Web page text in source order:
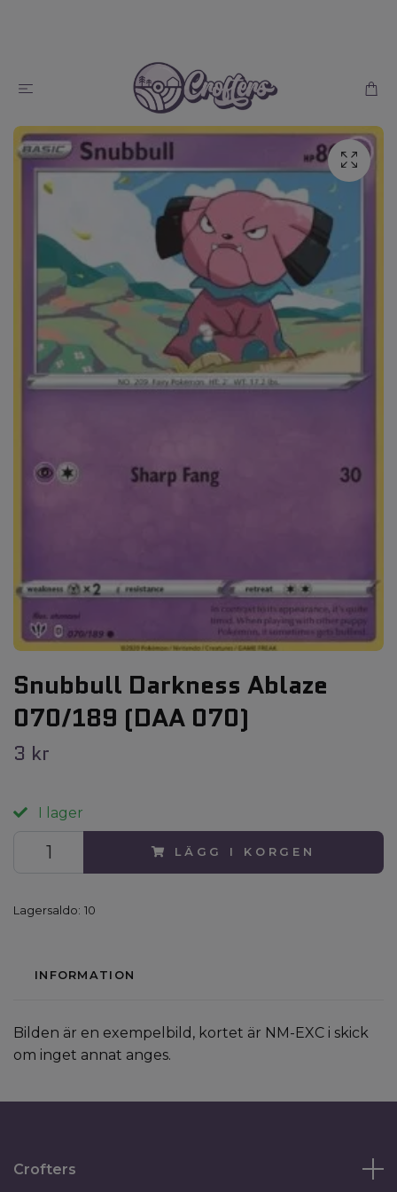
Snubbull Darkness Ablaze
070/189 (DAA 070)
3 kr
I lager
LÄGG I KORGEN
Lagersaldo: 10
INFORMATION
Bilden är en exempelbild, kortet är NM-EXC i skick
om inget annat anges.
Crofters